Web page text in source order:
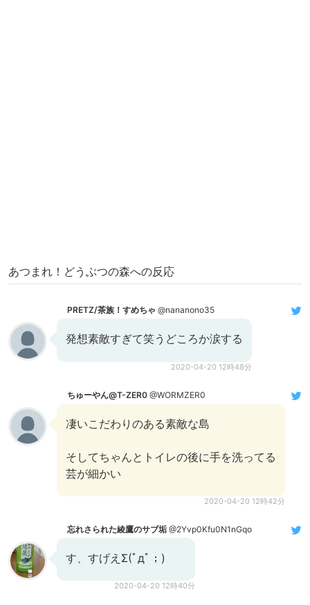
あつまれ！どうぶつの森への反応
PRETZ/茶族！すめちゃ @nananono35
発想素敵すぎて笑うどころか涙する
2020-04-20 12時48分
ちゅーやん@T-ZER0 @WORMZER0
凄いこだわりのある素敵な島
そしてちゃんとトイレの後に手を洗ってる
芸が細かい
2020-04-20 12時42分
忘れさられた綾鷹のサブ垢 @2Yvp0Kfu0N1nGqo
す、すげえΣ(ﾟдﾟ；)
2020-04-20 12時40分